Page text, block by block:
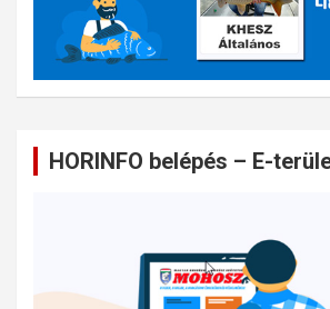
HORINFO belépés – E-